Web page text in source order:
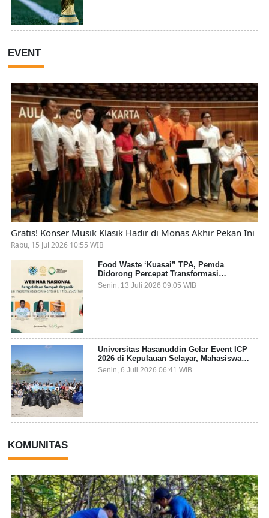
EVENT
Gratis! Konser Musik Klasik Hadir di Monas Akhir Pekan Ini
Rabu, 15 Jul 2026 10:55 WIB
Food Waste ‘Kuasai” TPA, Pemda
Didorong Percepat Transformasi
Pengelolaan Sampah Organik dari Sumber
Senin, 13 Juli 2026 09:05 WIB
Universitas Hasanuddin Gelar Event ICP
2026 di Kepulauan Selayar, Mahasiswa
dari 27 Negara Jadi Partisipan
Senin, 6 Juli 2026 06:41 WIB
KOMUNITAS